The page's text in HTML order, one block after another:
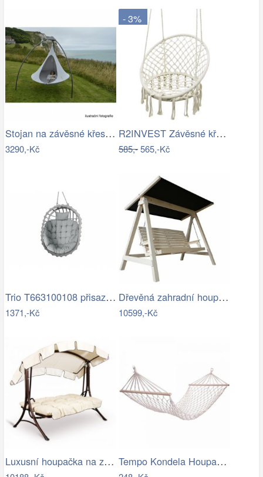
Stojan na závěsné křeslo HAKI Tempo…
3290,-Kč
- 3%
R2INVEST Závěsné křeslo s třásněmi…
585,-565,-Kč
Trio T663100108 přisazené stropní…
1371,-Kč
Dřevěná zahradní houpačka Lucas pro 4…
10599,-Kč
Luxusní houpačka na zahradu - VGD Tempo Kondela Houpací síť ATIKA NEW TYP…